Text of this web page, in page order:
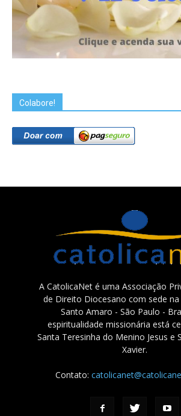
Colabore!
A CatolicaNet é uma Associação
de Direito Diocesano com sede
Santo Amaro - São Paulo -
espiritualidade missionária está
Santa Teresinha do Menino Jesus e
Xavier.
Contato: